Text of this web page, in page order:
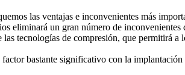
las ventajas e inconvenientes más
un gran número de inconvenientes
tecnologías de compresión, que permitirá
bastante significativo con la